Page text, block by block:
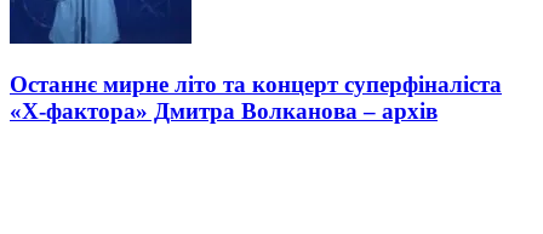
Останнє мирне літо та концерт суперфіналіста
«Х-фактора» Дмитра Волканова – архів